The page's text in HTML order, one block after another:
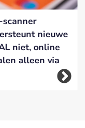
scanner
nieuwe
niet, online
alleen via